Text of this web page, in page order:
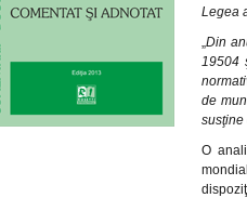
Legea
„Din
19504
de
susţine
O